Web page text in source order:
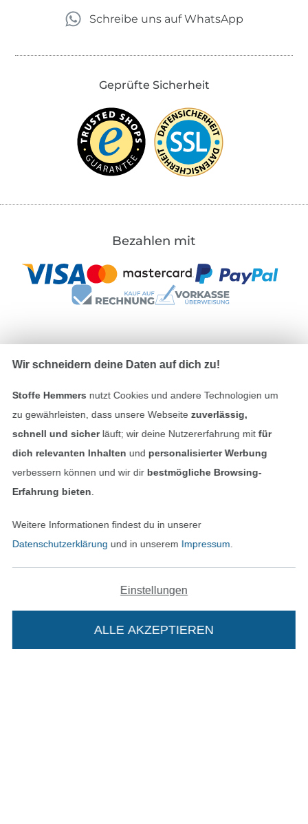
In deinen Warenkorb
Schreibe uns auf WhatsApp
Geprüfte Sicherheit
Bezahlen mit
Unsere Versandpartner
Datenschutz
Widerrufsrecht
In den deutschen Shop wechseln (aktuell
Wir schneidern deine Daten auf dich zu!
Stoffe Hemmers nutzt Cookies und andere Technologien um
zu gewährleisten, dass unsere Webseite zuverlässig,
schnell und sicherläuft; wir deine Nutzererfahrung mitfür
dich relevanten Inhalten und personalisierter Werbung
verbessern können und wir dir bestmögliche Browsing-
Erfahrung bieten
Weitere Informationen findest du in unserer
Datenschutzerklärung und in unserem Impressum
Einstellungen
ALLE AKZEPTIEREN